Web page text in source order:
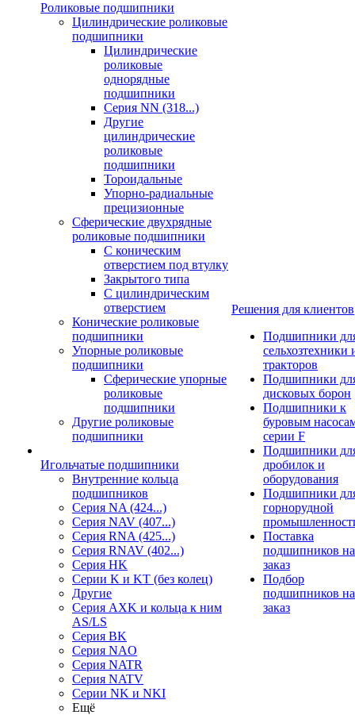
Роликовые подшипники
Цилиндрические роликовые
подшипники
Цилиндрические
роликовые
однорядные
подшипники
Серия NN (318...)
Другие
цилиндрические
роликовые
подшипники
Тороидальные
Упорно-радиальные
прецизионные
Сферические двухрядные
роликовые подшипники
С коническим
отверстием под втулку
Закрытого типа
С цилиндрическим
отверстием
Конические роликовые
подшипники
Упорные роликовые
подшипники
Сферические упорные
роликовые
подшипники
Другие роликовые
подшипники
Игольчатые подшипники
Внутренние кольца
подшипников
Серия NA (424...)
Серия NAV (407...)
Серия RNA (425...)
Серия RNAV (402...)
Серия HK
Серии K и KT (без колец)
Другие
Серия AXK и кольца к ним
AS/LS
Серия BK
Серия NAO
Серия NATR
Серия NATV
Серии NK и NKI
Ещё
Решения для клиентов
Подшипники
сельхозтехники
тракторов
Подшипники
дисковых борон
Подшипники к
буровым
серии F
Подшипники
дробилок и
оборудования
Подшипники
горнорудной
Поставка
подшипников на
заказ
Подбор
подшипников на
заказ